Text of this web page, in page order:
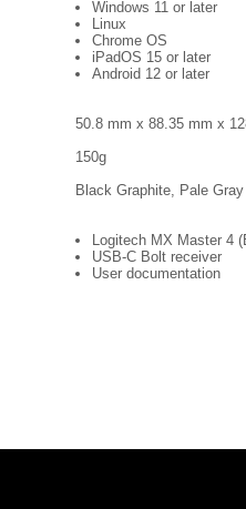
Windows 11 or later
Linux
Chrome OS
iPadOS 15 or later
Android 12 or later
50.8 mm x 88.35 mm x
150g
Black Graphite, Pale Gray
Logitech MX Master 4
USB-C Bolt receiver
User documentation